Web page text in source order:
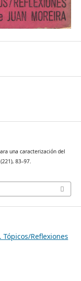
una caracterización del
83–97.
Reflexiones